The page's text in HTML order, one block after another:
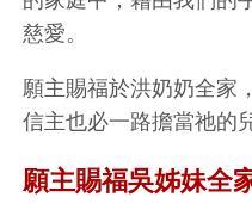
慈愛。
願主賜福於洪奶奶全家
信主也必一路擔當祂的
願主賜福吳姊妹全